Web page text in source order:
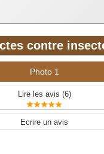
contre
Photo 1
Lire les avis (6)
Ecrire un avis